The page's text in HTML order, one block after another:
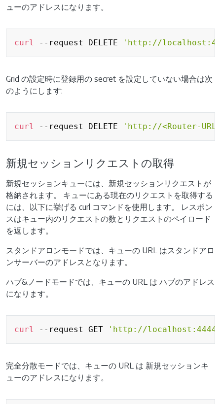
ューのアドレスになります。
curl --request DELETE 'http://
Grid の設定時に登録用の secret を設定していない場合は次
のようにします:
curl --request DELETE 'http://<Router-
新規セッションリクエストの取得
新規セッションキューには、新規セッションリクエストが
格納されます。 キューにある現在のリクエストを取得する
には、以下に挙げる curl コマンドを使用します。 レスポン
スはキュー内のリクエストの数とリクエストのペイロード
を返します。
スタンドアロンモードでは、キューの URL はスタンドアロ
ンサーバーのアドレスとなります。
ハブ&ノードモードでは、キューの URL は ハブのアドレス
になります。
curl --request GET 'http://localhost:4444/
完全分散モードでは、キューの URL は 新規セッションキ
ューのアドレスになります。